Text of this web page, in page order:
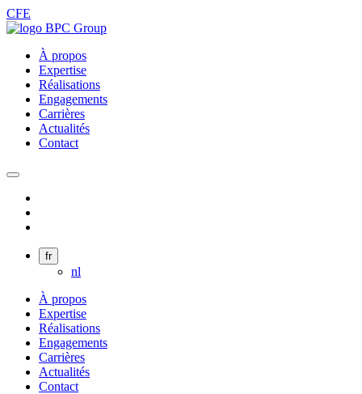
CFE
À propos
Expertise
Réalisations
Engagements
Carrières
Actualités
Contact
fr
nl
À propos
Expertise
Réalisations
Engagements
Carrières
Actualités
Contact